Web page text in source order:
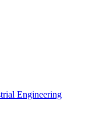
Engineering